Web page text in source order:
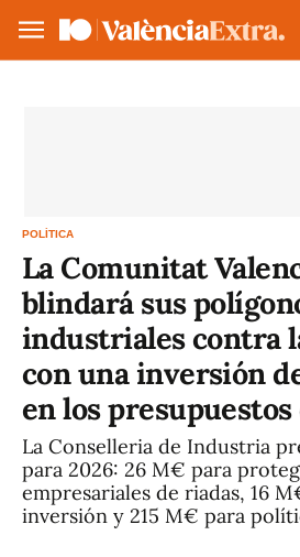
POLÍTICA
La Comunitat
blindará sus
industriales contra
con una inversión
en los presupuestos
La Conselleria de Industria
para 2026: 26 M€ para
empresariales de riadas, 16
inversión y 215 M€ para